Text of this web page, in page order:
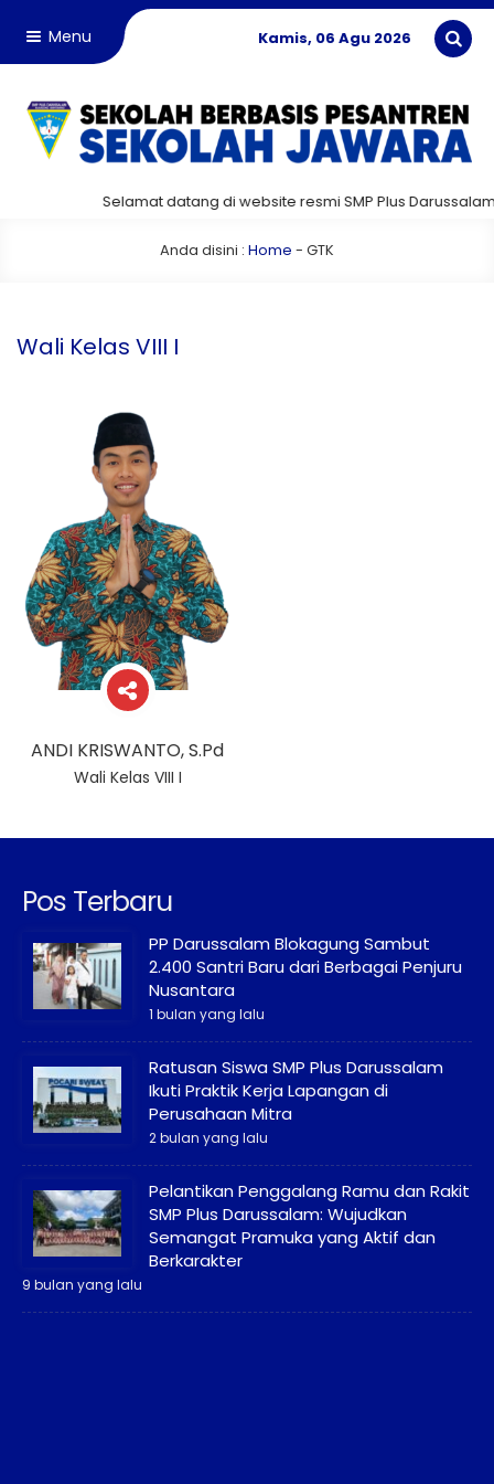
Menu Kamis, 06 Agu 2026
Selamat datang di website resmi SMP Plus Darussalam!
Anda disini : Home - GTK
Wali Kelas VIII I
ANDI KRISWANTO, S.Pd
Wali Kelas VIII I
Pos Terbaru
PP Darussalam Blokagung Sambut
2.400 Santri Baru dari Berbagai Penjuru
Nusantara
1 bulan yang lalu
Ratusan Siswa SMP Plus Darussalam
Ikuti Praktik Kerja Lapangan di
Perusahaan Mitra
2 bulan yang lalu
Pelantikan Penggalang Ramu dan Rakit
SMP Plus Darussalam: Wujudkan
Semangat Pramuka yang Aktif dan
Berkarakter
9 bulan yang lalu